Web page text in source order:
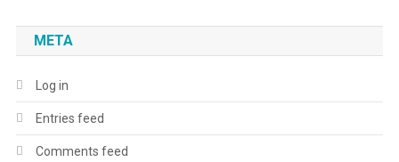
META
Log in
Entries feed
Comments feed